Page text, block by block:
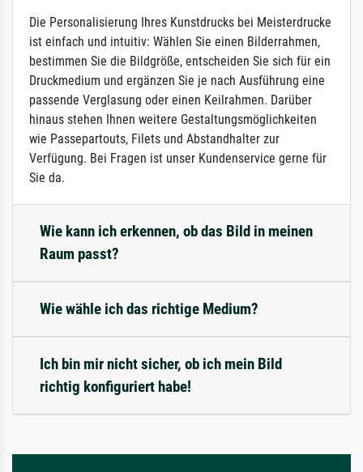
Die Personalisierung Ihres Kunstdrucks bei Meisterdrucke
ist einfach und intuitiv: Wählen Sie einen Bilderrahmen,
bestimmen Sie die Bildgröße, entscheiden Sie sich für ein
Druckmedium und ergänzen Sie je nach Ausführung eine
passende Verglasung oder einen Keilrahmen. Darüber
hinaus stehen Ihnen weitere Gestaltungsmöglichkeiten
wie Passepartouts, Filets und Abstandhalter zur
Verfügung. Bei Fragen ist unser Kundenservice gerne für
Sie da.
Wie kann ich erkennen, ob das Bild in meinen
Raum passt?
Wie wähle ich das richtige Medium?
Ich bin mir nicht sicher, ob ich mein Bild
richtig konfiguriert habe!